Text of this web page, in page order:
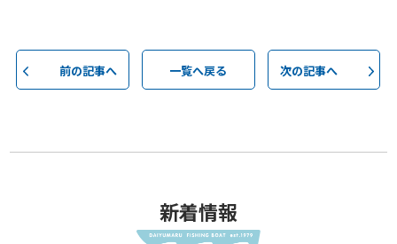
前の記事へ 一覧へ戻る 次の記事へ
新着情報